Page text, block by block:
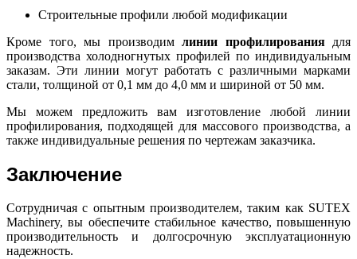
Строительные профили любой модификации
Кроме того, мы производим линии профилированиядля
производства холодногнутых профилей по индивидуальным
заказам. Эти линии могут работать с различными марками
стали, толщиной от 0,1 мм до 4,0 мм и шириной от 50 мм.
Мы можем предложить вам изготовление любой линии
профилирования, подходящей для массового производства, а
также индивидуальные решения по чертежам заказчика.
Заключение
Сотрудничая с опытным производителем, таким как SUTEX
Machinery, вы обеспечите стабильное качество, повышенную
производительность и долгосрочную эксплуатационную
надежность.